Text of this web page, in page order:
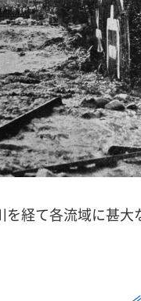
経て各流域に甚大